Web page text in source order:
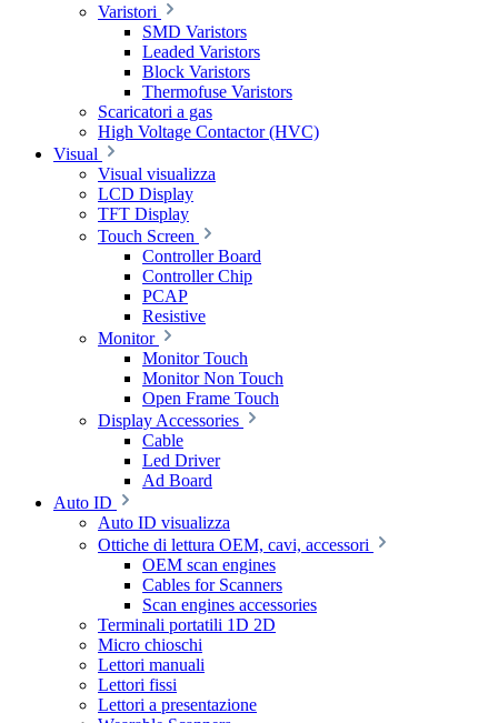
Varistori
SMD Varistors
Leaded Varistors
Block Varistors
Thermofuse Varistors
Scaricatori a gas
High Voltage Contactor (HVC)
Visual
Visual visualizza
LCD Display
TFT Display
Touch Screen
Controller Board
Controller Chip
PCAP
Resistive
Monitor
Monitor Touch
Monitor Non Touch
Open Frame Touch
Display Accessories
Cable
Led Driver
Ad Board
Auto ID
Auto ID visualizza
Ottiche di lettura OEM, cavi, accessori
OEM scan engines
Cables for Scanners
Scan engines accessories
Terminali portatili 1D 2D
Micro chioschi
Lettori manuali
Lettori fissi
Lettori a presentazione